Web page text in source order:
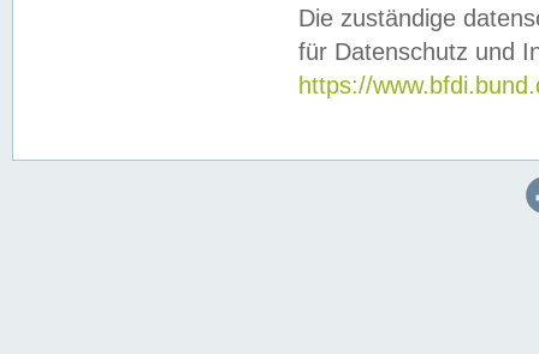
Die zuständige
für Datenschutz und
https://